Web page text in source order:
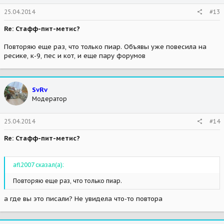
25.04.2014 #13
Re: Стафф-пит-метис?
Повторяю еще раз, что только пиар. Объявы уже повесила на
ресике, к-9, пес и кот, и еще пару форумов
SvRv
Модератор
25.04.2014 #14
Re: Стафф-пит-метис?
afl2007 сказал(а):
Повторяю еще раз, что только пиар.
а где вы это писали? Не увидела что-то повтора